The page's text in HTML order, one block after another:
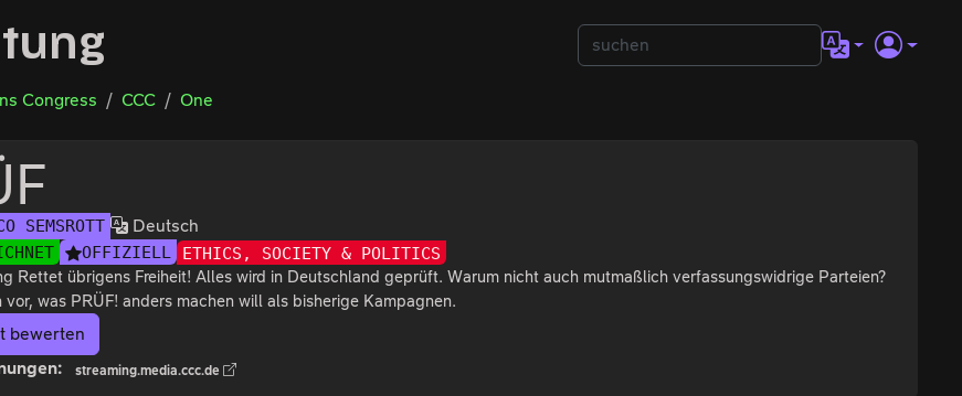
Congress CCC One
SEMSROTT Deutsch
OFFIZIELL ETHICS, SOCIETY & POLITICS
Rettet übrigens Freiheit! Alles wird in Deutschland geprüft. Warum nicht auch mutmaßlich verfassungswidrige Parteien?
vor, was PRÜF! anders machen will als bisherige Kampagnen.
bewerten
streaming.media.ccc.de